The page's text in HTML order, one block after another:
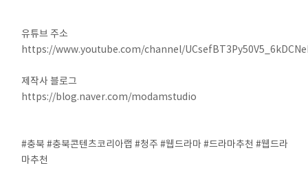
유튜브 주소
https://www.youtube.com/channel/
제작사 블로그
https://blog.naver.com/modamstudio
#충북 #충북콘텐츠코리아랩 #청주 #웹드라마 #드라마추천 #웹드라
마추천